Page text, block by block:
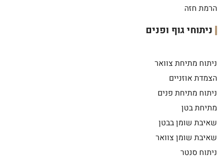
הרמת חזה
ניתוחי גוף ופנים
ניתוח מתיחת צוואר
הצמדת אוזניים
ניתוח מתיחת פנים
מתיחת בטן
שאיבת שומן בבטן
שאיבת שומן צוואר
ניתוח סנטר